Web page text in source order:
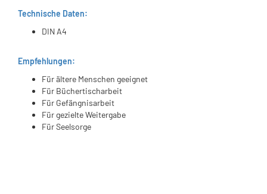
Technische Daten:
DIN A4
Empfehlungen:
Für ältere Menschen geeignet
Für Büchertischarbeit
Für Gefängnisarbeit
Für gezielte Weitergabe
Für Seelsorge